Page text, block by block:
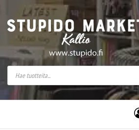
Stupido Market – verkossa
Stupido